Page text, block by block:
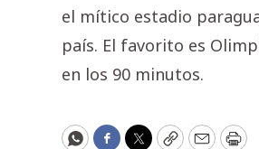
el mítico estadio
país. El favorito es
en los 90 minutos.